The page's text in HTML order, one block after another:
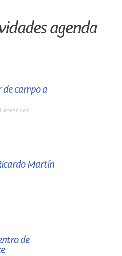
agenda
de campo a
Martín
de